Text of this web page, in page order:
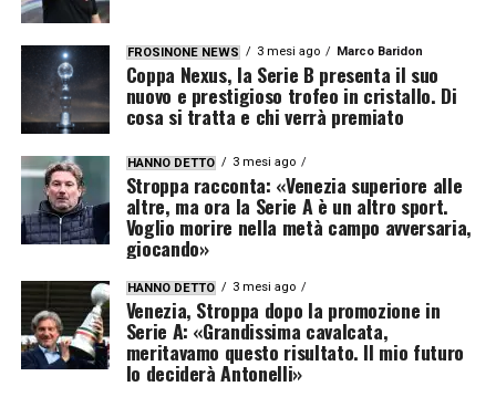
FROSINONE NEWS 3 mesi ago Marco Baridon
Coppa Nexus, la Serie B presenta il suo
nuovo e prestigioso trofeo in cristallo. Di
cosa si tratta e chi verrà premiato
HANNO DETTO 3 mesi ago
Stroppa racconta: «Venezia superiore alle
altre, ma ora la Serie A è un altro sport.
Voglio morire nella metà campo avversaria,
giocando»
HANNO DETTO 3 mesi ago
Venezia, Stroppa dopo la promozione in
Serie A: «Grandissima cavalcata,
meritavamo questo risultato. Il mio futuro
lo deciderà Antonelli»